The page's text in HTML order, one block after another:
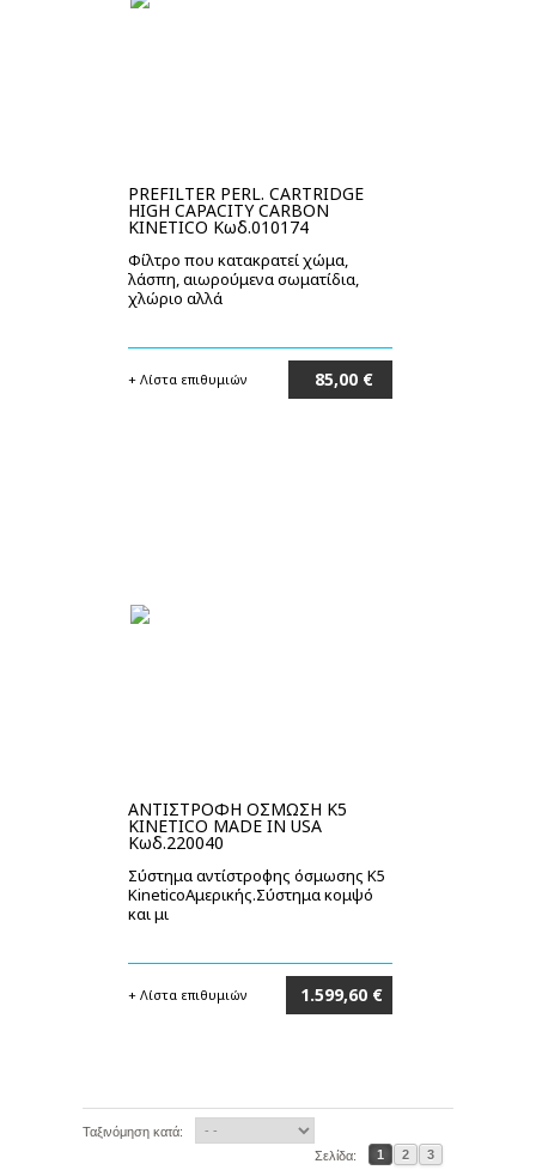
PREFILTER PERL. CARTRIDGE
HIGH CAPACITY CARBON
KINETICO Κωδ.010174
Φίλτρο που κατακρατεί χώμα,
λάσπη, αιωρούμενα σωματίδια,
χλώριο αλλά
+ Λίστα επιθυμιών 85,00 €
ΑΝΤΙΣΤΡΟΦΗ ΟΣΜΩΣΗ Κ5
KINETICO MADE IN USA
Κωδ.220040
Σύστημα αντίστροφης όσμωσης Κ5
KineticoΑμερικής.Σύστημα κομψό
και μι
+ Λίστα επιθυμιών 1.599,60 €
Ταξινόμηση κατά:
Σελίδα:
1 2 3